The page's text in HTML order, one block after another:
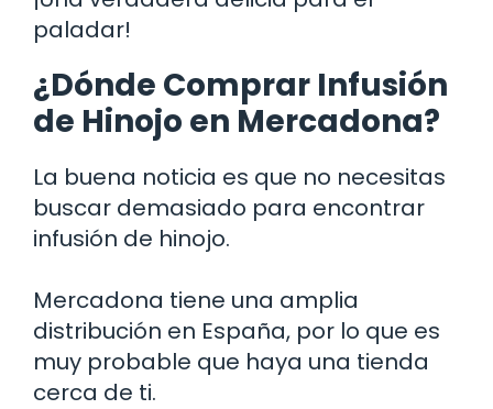
paladar!
¿Dónde Comprar Infusión
de Hinojo en Mercadona?
La buena noticia es que no necesitas
buscar demasiado para encontrar
infusión de hinojo.
Mercadona tiene una amplia
distribución en España, por lo que es
muy probable que haya una tienda
cerca de ti.